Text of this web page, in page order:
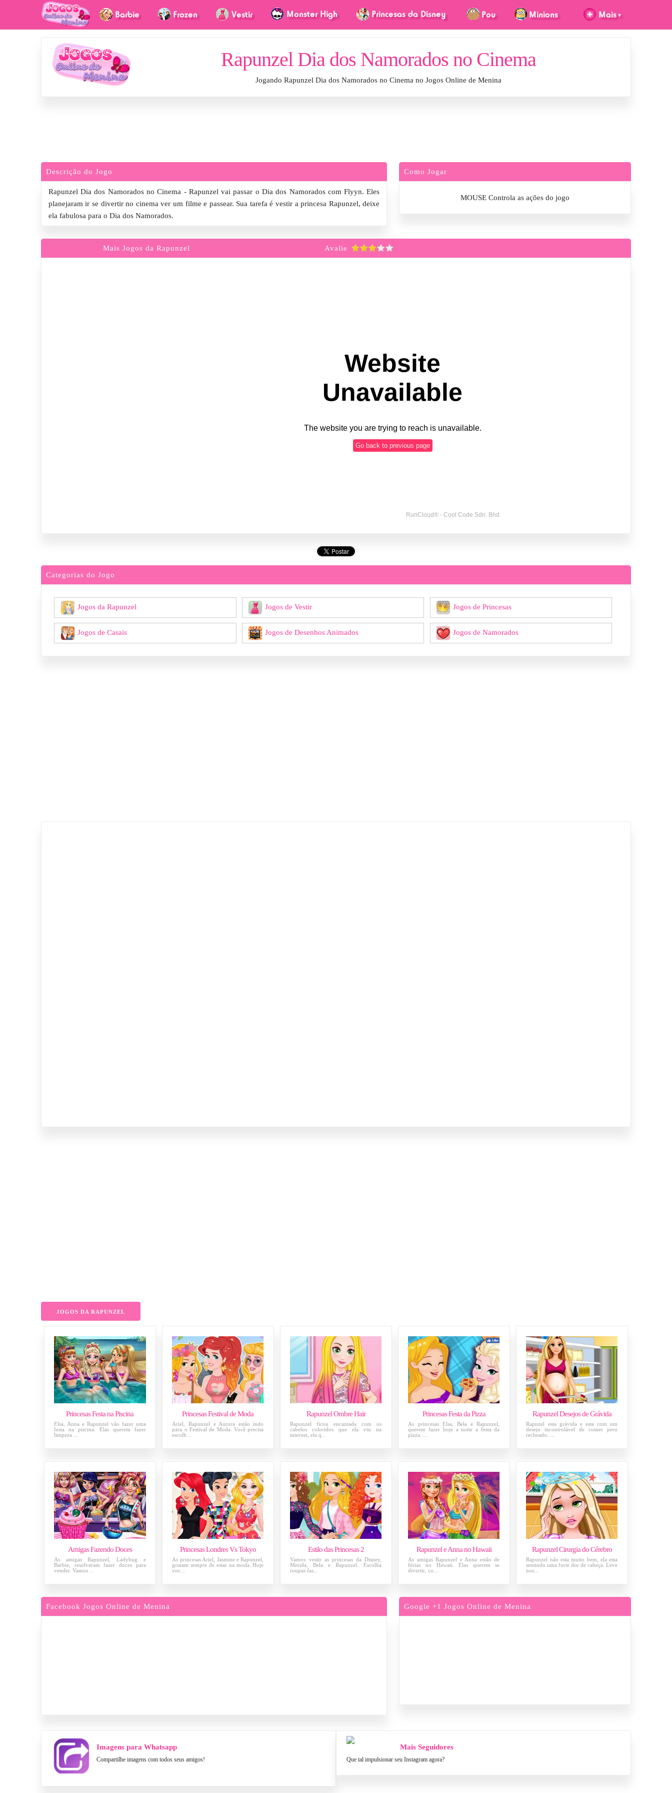
Rapunzel Dia dos Namorados no Cinema
Jogando Rapunzel Dia dos Namorados no Cinema no Jogos Online de Menina
Descrição do Jogo
Rapunzel Dia dos Namorados no Cinema - Rapunzel vai passar o Dia dos Namorados com Flyyn. Eles
planejaram ir se divertir no cinema ver um filme e passear. Sua tarefa é vestir a princesa Rapunzel, deixe
ela fabulosa para o Dia dos Namorados.
Como Jogar
MOUSE Controla as ações do jogo
Mais Jogos da Rapunzel Avalie
Categorias do Jogo
Jogos da Rapunzel Jogos de Vestir Jogos de Princesas
Jogos de Casais Jogos de Desenhos Animados Jogos de Namorados
JOGOS DA RAPUNZEL
Princesas Festa na Piscina
Elsa, Anna e Rapunzel vão fazer uma
festa na piscina. Elas querem fazer
limpeza ...
Princesas Festival de Moda
Ariel, Rapunzel e Aurora estão indo
para o Festival de Moda. Você precisa
escolh...
Rapunzel Ombre Hair
Rapunzel ficou encantada com os
cabelos coloridos que ela viu na
internet, ela q...
Princesas Festa da Pizza
As princesas Elsa, Bela e Rapunzel,
querem fazer hoje a noite a festa da
pizza. ...
Rapunzel Desejos de Grávida
Rapuzel esta grávida e esta com um
desejo incontrolável de comer peru
recheado. ...
Amigas Fazendo Doces
As amigas Rapunzel, Ladybug e
Barbie, resolveram fazer doces para
vender. Vamos ...
Princesas Londres Vs Tokyo
As princesas Ariel, Jasmine e Rapunzel,
gostam sempre de estar na moda. Hoje
voc...
Estilo das Princesas 2
Vamos vestir as princesas da Disney,
Merida, Bela e Rapunzel. Escolha
roupas fas...
Rapunzel e Anna no Hawaii
As amigas Rapunzel e Anna estão de
férias no Hawaii. Elas querem se
divertir, co...
Rapunzel Cirurgia do Cérebro
Rapunzel não esta muito bem, ela esta
sentindo uma forte dor de cabeça. Leve
nos...
Facebook Jogos Online de Menina Google +1 Jogos Online de Menina
Imagens para Whatsapp
Compartilhe imagens com todos seus amigos!
Mais Seguidores
Que tal impulsionar seu Instagram agora?